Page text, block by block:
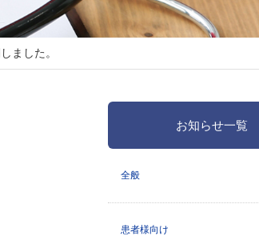
ました。
お知らせ一覧
全般
患者様向け